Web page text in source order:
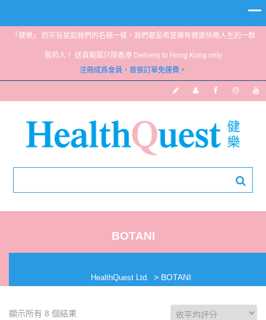
「健樂」 的宗旨就如我們的名稱一樣，我們都是希望擁有健康快樂人生的一群
醫葯人！ 送貨範圍只限香港 Delivery to Hong Kong only
注冊成爲會員，首張訂單免運費。
BOTANI
HealthQuest Ltd. > BOTANI
顯示所有 8 個結果